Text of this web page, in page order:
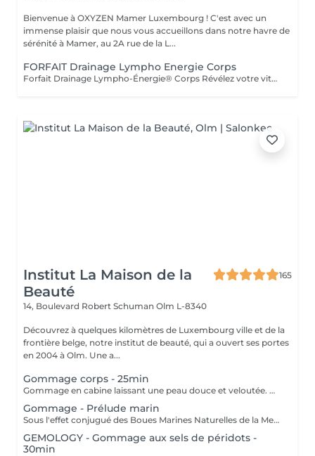
Bienvenue à OXYZEN Mamer Luxembourg ! C'est avec un
immense plaisir que nous vous accueillons dans notre havre de
sérénité à Mamer, au 2A rue de la L...
FORFAIT Drainage Lympho Energie Corps
Forfait Drainage Lympho-Énergie® Corps Révélez votre vitalité Offrez à votre corps une véritable cure de bien-être grâce au Drainage Lympho-Énergie® Corps. Ce soin exclusif stimule l'énergie, détoxifie l'organisme, allège la silhouette et procure une sensation incomparable de légèreté et de vitalité. Forfait 5 Séances Régénération en douceur -5 séances de Drainage Lympho-Énergie® Corps. -Gestes doux et ciblés pour activer la circulation lymphatique. -Élimination progressive des toxines et réduction de la rétention d'eau. -Une expérience bien-être qui redonne confort et légèreté. Forfait 10 Séances Transformation en profondeur -10 séances de Drainage Lympho-Énergie® Corps. -Une cure complète pour renforcer le système lymphatique. -Affinement de la silhouette et élimination durable des impuretés. -Un voyage intérieur vers une vitalité retrouvée et un équilibre global. Ces forfaits sont adaptables à vos besoins et à votre rythme. Ils constituent également une formidable idée cadeau, idéale pour offrir bien-être, vitalité et légèreté à vos proches. Déconseillé aux femmes enceintes et en cas de contre-indication médicale (demander l'avis de votre médecin). Avertissement : Nos soins sont exclusivement dédiés au bien-être et à la relaxation. Ils ne remplacent pas un suivi médical et ne relèvent pas de la kinésithérapie.
Institut La Maison de la
Beauté
165
14, Boulevard Robert Schuman Olm L-8340
Découvrez à quelques kilomètres de Luxembourg ville et de la
frontière belge, notre institut de beauté, qui a ouvert ses portes
en 2004 à Olm. Une a...
Gommage corps - 25min
Gommage en cabine laissant une peau douce et veloutée. Offrez vous une parenthèse douceur avec le gommage de votre choix.
Gommage - Prélude marin
Sous l'effet conjugué des Boues Marines Naturelles de la Mer Morte et des Sels Marins, ce gommage original et haut de gamme offre une exfoliation détoxifiante, doublée d'un véritable effet de relaxation intense. La peau est douce, vivifiée, les rugosités éliminées, le corps est détendu
GEMOLOGY - Gommage aux sels de péridots -
30min